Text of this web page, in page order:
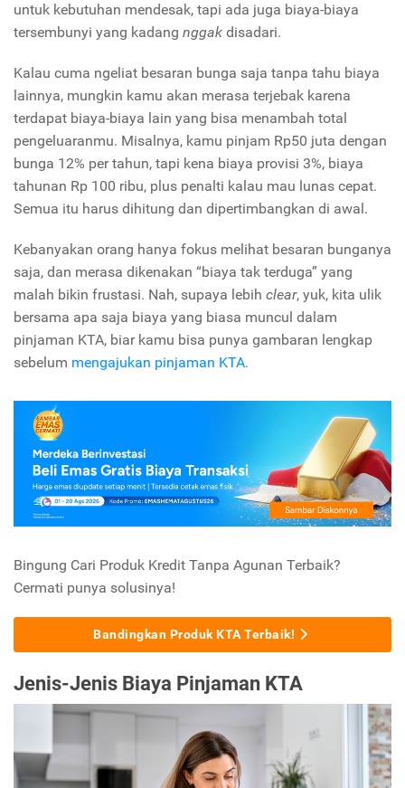
untuk kebutuhan mendesak, tapi ada juga biaya-biaya
tersembunyi yang kadang nggak disadari.
Kalau cuma ngeliat besaran bunga saja tanpa tahu biaya
lainnya, mungkin kamu akan merasa terjebak karena
terdapat biaya-biaya lain yang bisa menambah total
pengeluaranmu. Misalnya, kamu pinjam Rp50 juta dengan
bunga 12% per tahun, tapi kena biaya provisi 3%, biaya
tahunan Rp 100 ribu, plus penalti kalau mau lunas cepat.
Semua itu harus dihitung dan dipertimbangkan di awal.
Kebanyakan orang hanya fokus melihat besaran bunganya
saja, dan merasa dikenakan “biaya tak terduga” yang
malah bikin frustasi. Nah, supaya lebih clear, yuk, kita ulik
bersama apa saja biaya yang biasa muncul dalam
pinjaman KTA, biar kamu bisa punya gambaran lengkap
sebelum mengajukan pinjaman KTA.
Bingung Cari Produk Kredit Tanpa Agunan Terbaik?
Cermati punya solusinya!
Bandingkan Produk KTA Terbaik!
Jenis-Jenis Biaya Pinjaman KTA